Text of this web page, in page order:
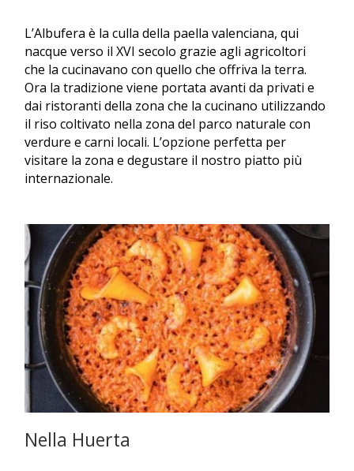
L’Albufera è la culla della paella valenciana, qui
nacque verso il XVI secolo grazie agli agricoltori
che la cucinavano con quello che offriva la terra.
Ora la tradizione viene portata avanti da privati e
dai ristoranti della zona che la cucinano utilizzando
il riso coltivato nella zona del parco naturale con
verdure e carni locali. L’opzione perfetta per
visitare la zona e degustare il nostro piatto più
internazionale.
Nella Huerta